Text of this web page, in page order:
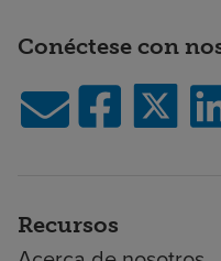
Conéctese con
Recursos